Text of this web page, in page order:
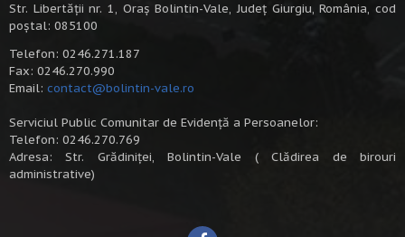
Str. Libertății nr. 1, Oraș Bolintin-Vale, Județ Giurgiu, România, cod
poștal: 085100
Telefon: 0246.271.187
Fax: 0246.270.990
Email: contact@bolintin-vale.ro
Serviciul Public Comunitar de Evidență a Persoanelor:
Telefon: 0246.270.769
Adresa: Str. Grădiniței, Bolintin-Vale ( Clădirea de birouri
administrative)